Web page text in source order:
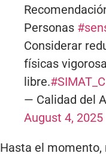
Personas
Considerar
físicas
libre.
— Calidad del
August 4, 2025
Hasta el momento,